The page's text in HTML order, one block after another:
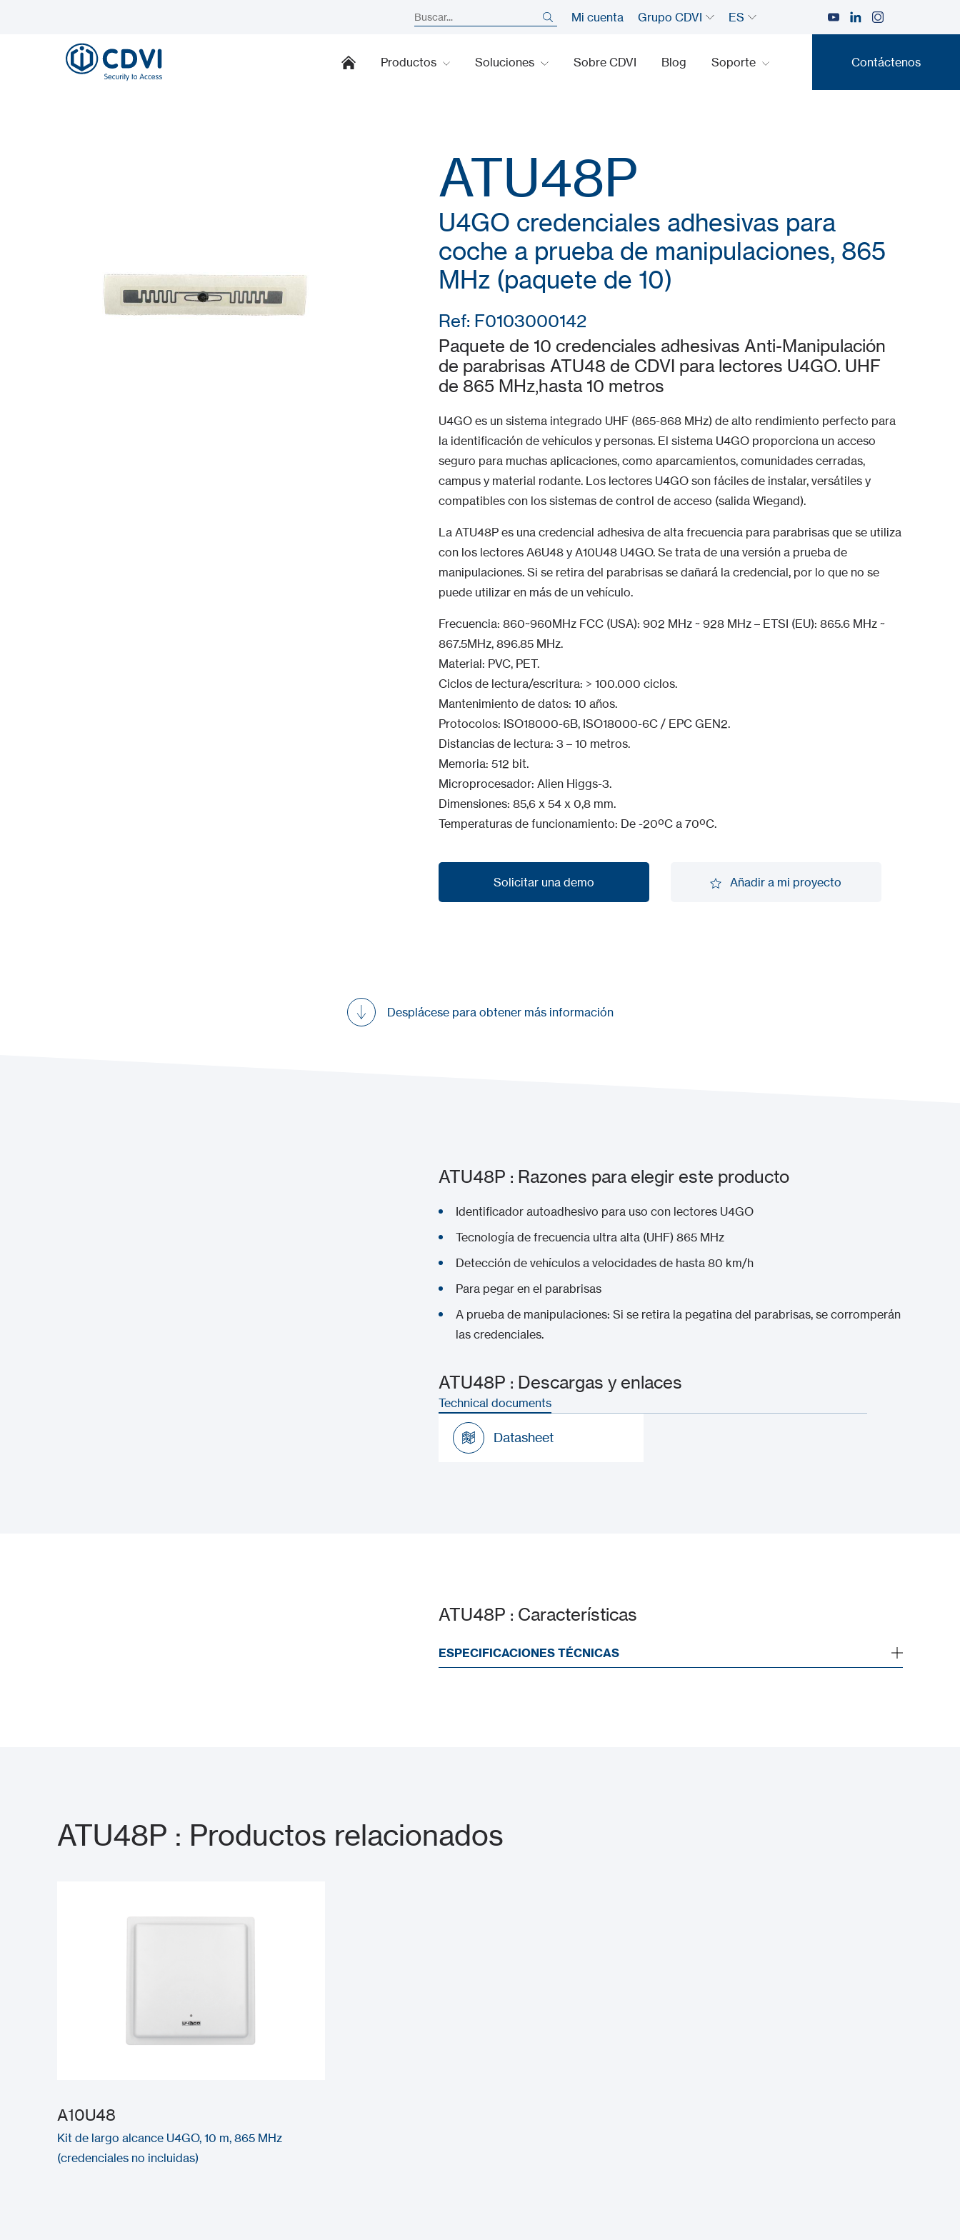
Mi cuenta Grupo CDVI ES
Productos Soluciones Sobre CDVI Blog Soporte Contáctenos
ATU48P
U4GO credenciales adhesivas para
coche a prueba de manipulaciones, 865
MHz (paquete de 10)
Ref: F0103000142
Paquete de 10 credenciales adhesivas Anti-Manipulación
de parabrisas ATU48 de CDVI para lectores U4GO. UHF
de 865 MHz,hasta 10 metros
U4GO es un sistema integrado UHF (865-868 MHz) de alto rendimiento perfecto para
la identificación de vehículos y personas. El sistema U4GO proporciona un acceso
seguro para muchas aplicaciones, como aparcamientos, comunidades cerradas,
campus y material rodante. Los lectores U4GO son fáciles de instalar, versátiles y
compatibles con los sistemas de control de acceso (salida Wiegand).
La ATU48P es una credencial adhesiva de alta frecuencia para parabrisas que se utiliza
con los lectores A6U48 y A10U48 U4GO. Se trata de una versión a prueba de
manipulaciones. Si se retira del parabrisas se dañará la credencial, por lo que no se
puede utilizar en más de un vehículo.
Frecuencia: 860~960MHz FCC (USA): 902 MHz ~ 928 MHz – ETSI (EU): 865.6 MHz ~
867.5MHz, 896.85 MHz.
Material: PVC, PET.
Ciclos de lectura/escritura: > 100.000 ciclos.
Mantenimiento de datos: 10 años.
Protocolos: ISO18000-6B, ISO18000-6C / EPC GEN2.
Distancias de lectura: 3 – 10 metros.
Memoria: 512 bit.
Microprocesador: Alien Higgs-3.
Dimensiones: 85,6 x 54 x 0,8 mm.
Temperaturas de funcionamiento: De -20ºC a 70ºC.
Solicitar una demo Añadir a mi proyecto
Desplácese para obtener más información
ATU48P : Razones para elegir este producto
Identificador autoadhesivo para uso con lectores U4GO
Tecnología de frecuencia ultra alta (UHF) 865 MHz
Detección de vehículos a velocidades de hasta 80 km/h
Para pegar en el parabrisas
A prueba de manipulaciones: Si se retira la pegatina del parabrisas, se corromperán
las credenciales.
ATU48P : Descargas y enlaces
Technical documents
Datasheet
ATU48P : Características
ESPECIFICACIONES TÉCNICAS
ATU48P : Productos relacionados
A10U48
Kit de largo alcance U4GO, 10 m, 865 MHz
(credenciales no incluidas)